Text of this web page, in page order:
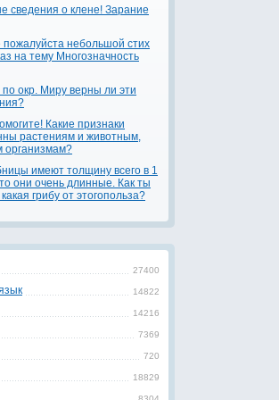
сведения о клене! Зарание
пожалуйста небольшой стих
на тему Многозначность
по окр. Миру верны ли эти
Какие признаки
растениям и животным,
организмам?
имеют толщину всего в 1
они очень длинные. Как ты
грибу от этогопольза?
27400
14822
14216
7369
720
18829